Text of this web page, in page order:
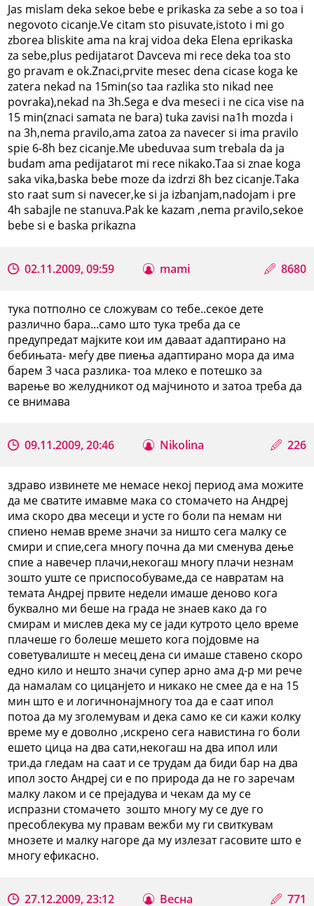
Jas mislam deka sekoe bebe e prikaska za sebe a so toa i
negovoto cicanje.Ve citam sto pisuvate,istoto i mi go
zborea bliskite ama na kraj vidoa deka Elena eprikaska
za sebe,plus pedijatarot Davceva mi rece deka toa sto
go pravam e ok.Znaci,prvite mesec dena cicase koga ke
zatera nekad na 15min(so taa razlika sto nikad nee
povraka),nekad na 3h.Sega e dva meseci i ne cica vise na
15 min(znaci samata ne bara) tuka zavisi na1h mozda i
na 3h,nema pravilo,ama zatoa za navecer si ima pravilo
spie 6-8h bez cicanje.Me ubeduvaa sum trebala da ja
budam ama pedijatarot mi rece nikako.Taa si znae koga
saka vika,baska bebe moze da izdrzi 8h bez cicanje.Taka
sto raat sum si navecer,ke si ja izbanjam,nadojam i pre
4h sabajle ne stanuva.Pak ke kazam ,nema pravilo,sekoe
bebe si e baska prikazna
02.11.2009, 09:59 mami 8680
тука потполно се сложувам со тебе..секое дете
различно бара...само што тука треба да се
предупредат мајките кои им даваат адаптирано на
бебињата- меѓу две пиења адаптирано мора да има
барем 3 часа разлика- тоа млеко е потешко за
варење во желудникот од мајчиното и затоа треба да
се внимава
09.11.2009, 20:46 Nikolina 226
здраво извинете ме немасе некој период ама можите
да ме сватите имавме мака со стомачето на Андреј
има скоро два месеци и усте го боли па немам ни
спиено немав време значи за ништо сега малку се
смири и спие,сега многу почна да ми сменува дење
спие а навечер плачи,некогаш многу плачи незнам
зошто уште се приспособуваме,да се навратам на
темата Андреј првите недели имаше деново кога
буквално ми беше на града не знаев како да го
смирам и мислев дека му се јади кутрото цело време
плачеше го болеше мешето кога појдовме на
советувалиште н месец дена си имаше ставено скоро
едно кило и нешто значи супер арно ама д-р ми рече
да намалам со цицанјето и никако не смее да е на 15
мин што е и логичнонајмногу тоа да е саат ипол
потоа да му зголемувам и дека само ке си кажи колку
време му е доволно ,искрено сега навистина го боли
ешето цица на два сати,некогаш на два ипол или
три.да гледам на саат и се трудам да биди бар на два
ипол зосто Андреј си е по природа да не го заречам
малку лаком и се прејадува и чекам да му се
испразни стомачето зошто многу му се дуе го
пресоблекува му правам вежби му ги свиткувам
мнозете и малку нагоре да му излезат гасовите што е
многу ефикасно.
27.12.2009, 23:12 Весна 771